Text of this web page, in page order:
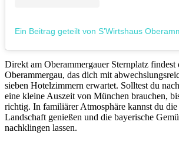
Direkt am Oberammergauer Sternplatz findest
Oberammergau, das dich mit
sieben Hotelzimmern erwartet. Solltest du
eine kleine Auszeit von München brauchen,
richtig. In familiärer Atmosphäre kannst du
Landschaft genießen und die bayerische
nachklingen lassen.